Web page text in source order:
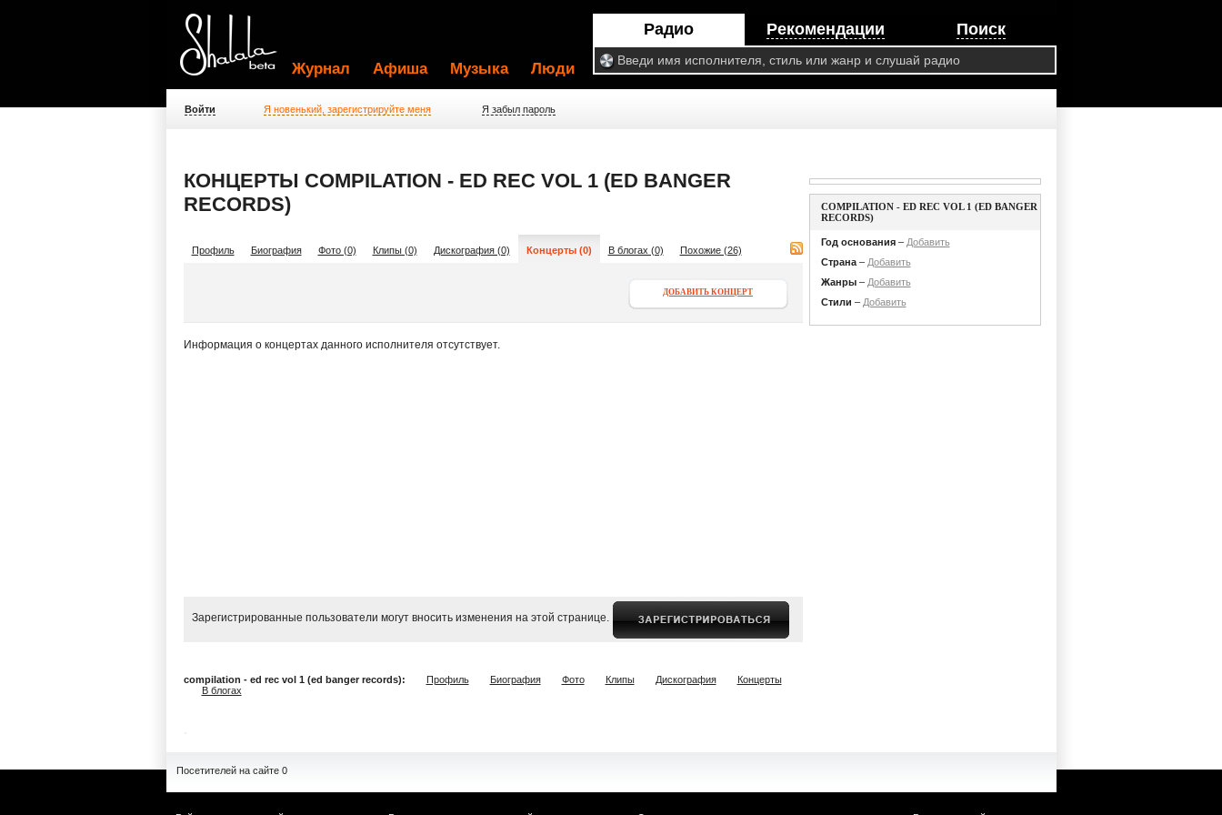
Радио Рекомендации Поиск
Журнал Афиша Музыка Люди
Войти Я новенький, зарегистрируйте меня Я забыл пароль
КОНЦЕРТЫ COMPILATION - ED REC VOL 1 (ED BANGER
RECORDS)
Профиль Биография Фото (0) Клипы (0) Дискография (0) Концерты (0) В блогах (0) Похожие (26)
ДОБАВИТЬ КОНЦЕРТ
Информация о концертах данного исполнителя отсутствует.
Зарегистрированные пользователи могут вносить изменения на этой странице.
compilation - ed rec vol 1 (ed banger records): Профиль Биография Фото Клипы Дискография
Концерты
В блогах
COMPILATION - ED REC VOL 1 (ED BANGER
RECORDS)
Год основания– Добавить
Страна– Добавить
Жанры– Добавить
Стили – Добавить
Посетителей на сайте 0